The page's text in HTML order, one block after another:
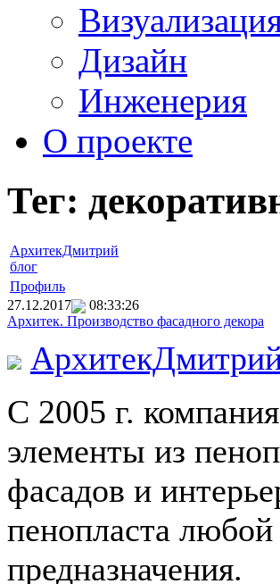
Дизайн
Инженерия
О проекте
Тег:
АрхитекДмитрий
блог
Профиль
27.12.2017
08:33:26
Архитек. Производство фасадного декора
С 2005 г.
элементы из
фасадов и
пенопласта
предназначения.